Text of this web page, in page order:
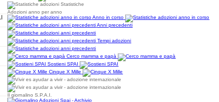
Statistiche
Adozioni anno per anno
Anno in corso
Anni precedenti
Tempi adozioni
Cerco mamma e papà
Sostieni SPAI
Cinque X Mille
Il giornalino S.P.A.I.